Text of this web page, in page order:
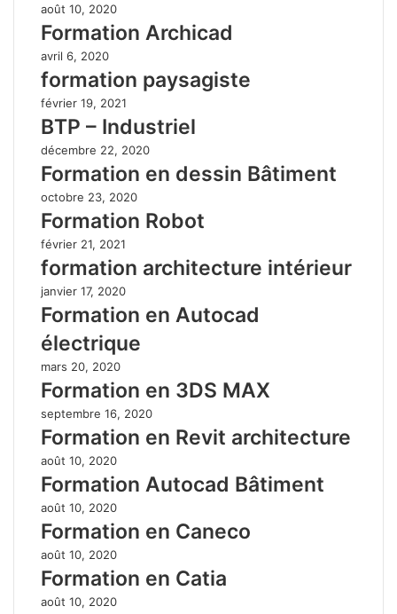
août 10, 2020
Formation Archicad
avril 6, 2020
formation paysagiste
février 19, 2021
BTP – Industriel
décembre 22, 2020
Formation en dessin Bâtiment
octobre 23, 2020
Formation Robot
février 21, 2021
formation architecture intérieur
janvier 17, 2020
Formation en Autocad
électrique
mars 20, 2020
Formation en 3DS MAX
septembre 16, 2020
Formation en Revit architecture
août 10, 2020
Formation Autocad Bâtiment
août 10, 2020
Formation en Caneco
août 10, 2020
Formation en Catia
août 10, 2020